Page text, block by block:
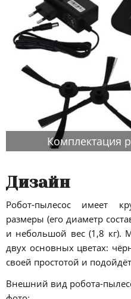
Комплектация
Дизайн
Робот-пылесос имеет
размеры (его диаметр
и небольшой вес (1,8 кг).
двух основных цветах:
своей простотой и
Внешний вид робота-